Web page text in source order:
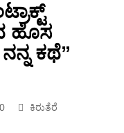
ಹೊಸ
ಕಥೆ”
0 ಕಿರುತೆರೆ